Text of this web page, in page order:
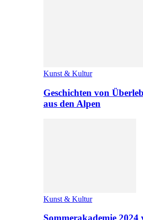
Kunst & Kultur
Geschichten von
aus den Alpen
Kunst & Kultur